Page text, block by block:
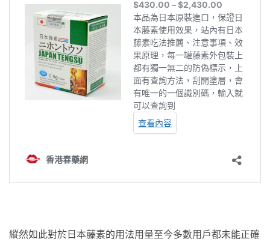
縱然如此對於日本藤素的用法用量至今多數用戶都未能正確